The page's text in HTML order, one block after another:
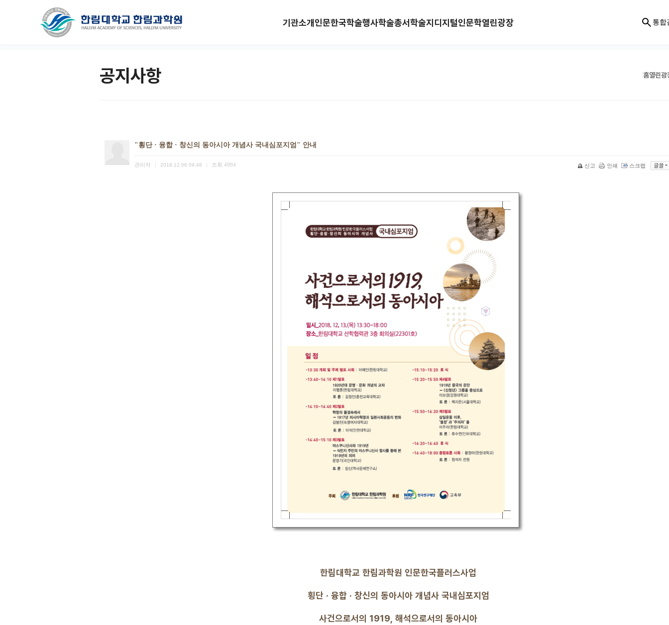
기관소개인문한국학술행사학술총서학술지디지털인문학열린광장 통합
공지사항 홈열린광
"횡단 · 융합 · 창신의 동아시아 개념사 국내심포지엄" 안내
관리자 2018.12.06 09:48 조회 4994 신고 인쇄 스크랩
한림대학교 한림과학원 인문한국플러스사업
횡단 · 융합 · 창신의 동아시아 개념사 국내심포지엄
사건으로서의 1919, 해석으로서의 동아시아